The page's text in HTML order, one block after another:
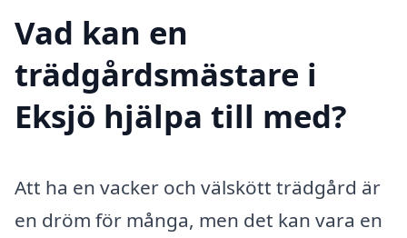
Vad kan en
trädgårdsmästare i
Eksjö hjälpa till med?
Att ha en vacker och välskött trädgård är
en dröm för många, men det kan vara en